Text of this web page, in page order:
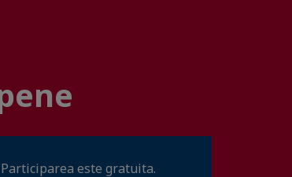
Participarea este gratuita.